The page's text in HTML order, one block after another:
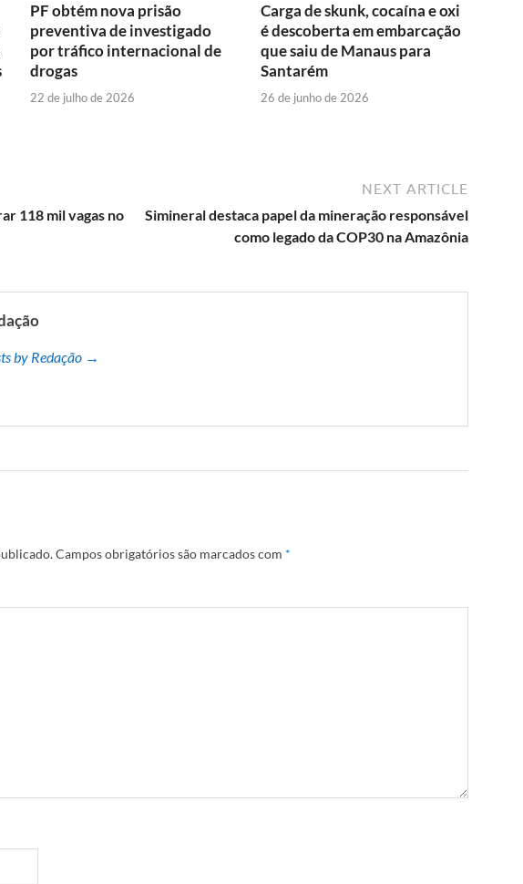
PF obtém nova prisão
preventiva de investigado
por tráfico internacional de
drogas
22 de julho de 2026
Carga de skunk, cocaína e oxi
é descoberta em embarcação
que saiu de Manaus para
Santarém
26 de junho de 2026
118 mil vagas no
NEXT ARTICLE
Simineral destaca papel da mineração responsável
como legado da COP30 na Amazônia
by Redação →
Campos obrigatórios são marcados com *